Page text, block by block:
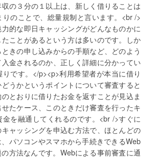
の３分の１以上は、新しく借りることは
のことで、総量規制と言います。<br />
的な即日キャッシングがどんなものかに
ことがあるという方は多いのです。しか
きの申し込みからの手順など、どのよう
金されるのか、正しく詳細に分かってい
です。</p><p>利用希望者が本当に借り
うかというポイントについて審査すると
とおりに借りたお金を返すことが見込ま
たケース、このときだけ審査を行ったキ
金を融通してくれるのです。<br />すぐに
ャッシングを申込む方法で、ほとんどの
パソコンやスマホから手続きできるWeb
方法なんです。Webによる事前審査に通